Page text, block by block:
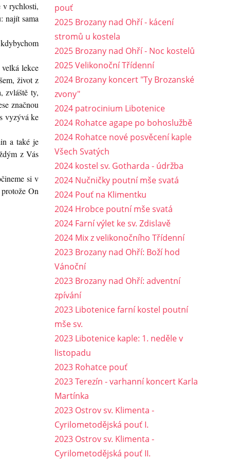
v rychlosti,
najít sama
lekce
život z
zvláště ty,
značnou
vyzývá ke
a také je
z Vás
si v
On
pouť
2025 Brozany nad Ohří - kácení
stromů u kostela
2025 Brozany nad Ohří - Noc kostelů
2025 Velikonoční Třídenní
2024 Brozany koncert "Ty Brozanské
zvony"
2024 patrocinium Libotenice
2024 Rohatce agape po bohoslužbě
2024 Rohatce nové posvěcení kaple
Všech Svatých
2024 kostel sv. Gotharda - údržba
2024 Nučničky poutní mše svatá
2024 Pouť na Klimentku
2024 Hrobce poutní mše svatá
2024 Farní výlet ke sv. Zdislavě
2024 Mix z velikonočního Třídenní
2023 Brozany nad Ohří: Boží hod
Vánoční
2023 Brozany nad Ohří: adventní
zpívání
2023 Libotenice farní kostel poutní
mše sv.
2023 Libotenice kaple: 1. neděle v
listopadu
2023 Rohatce pouť
2023 Terezín - varhanní koncert Karla
Martínka
2023 Ostrov sv. Klimenta -
Cyrilometodějská pouť I.
2023 Ostrov sv. Klimenta -
Cyrilometodějská pouť II.